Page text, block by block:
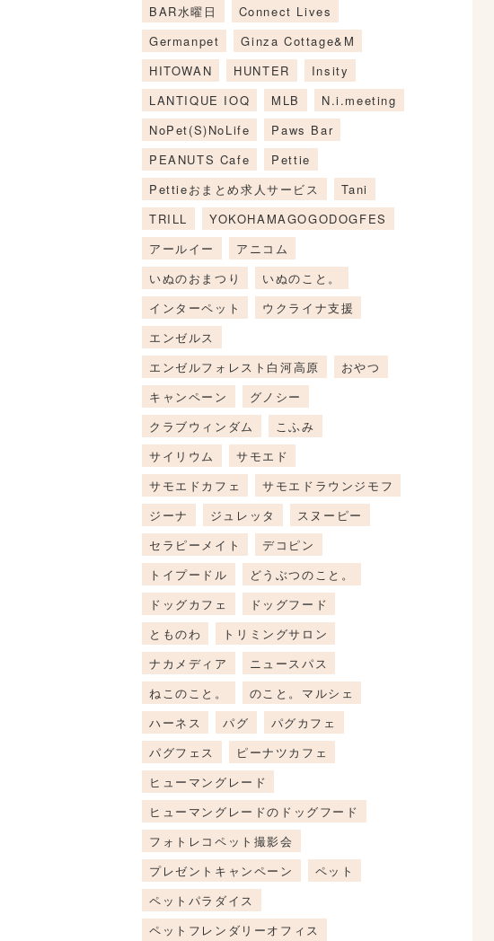
BAR水曜日
Connect Lives
Germanpet
Ginza Cottage&M
HITOWAN
HUNTER
Insity
LANTIQUE IOQ
MLB
N.i.meeting
NoPet(S)NoLife
Paws Bar
PEANUTS Cafe
Pettie
Pettieおまとめ求人サービス
Tani
TRILL
YOKOHAMAGOGODOGFES
アールイー
アニコム
いぬのおまつり
いぬのこと。
インターペット
ウクライナ支援
エンゼルス
エンゼルフォレスト白河高原
おやつ
キャンペーン
グノシー
クラブウィンダム
こふみ
サイリウム
サモエド
サモエドカフェ
サモエドラウンジモフ
ジーナ
ジュレッタ
スヌーピー
セラピーメイト
デコピン
トイプードル
どうぶつのこと。
ドッグカフェ
ドッグフード
とものわ
トリミングサロン
ナカメディア
ニュースパス
ねこのこと。
のこと。マルシェ
ハーネス
パグ
パグカフェ
パグフェス
ピーナツカフェ
ヒューマングレード
ヒューマングレードのドッグフード
フォトレコペット撮影会
プレゼントキャンペーン
ペット
ペットパラダイス
ペットフレンダリーオフィス